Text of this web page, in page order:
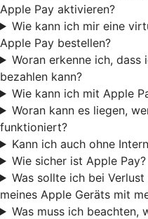
Apple Pay aktivieren?
Wie kann ich mir eine
Apple Pay bestellen?
Woran erkenne ich,
bezahlen kann?
Wie kann ich mit Apple
Woran kann es liegen,
funktioniert?
Kann ich auch ohne
Wie sicher ist Apple Pay?
Was sollte ich bei
meines Apple Geräts mit
Was muss ich beachten,